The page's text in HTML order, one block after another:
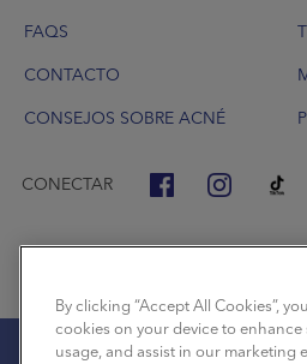
FAQS
CONTACTO
CONSEJOS SOBRE ACNÉ
CONECTAR
By clicking “Accept All Cookies”,
cookies on your device to enhance
usage, and assist in our marketing